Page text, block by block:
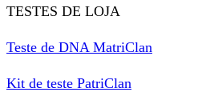
TESTES DE LOJA
Teste de DNA MatriClan
Kit de teste PatriClan